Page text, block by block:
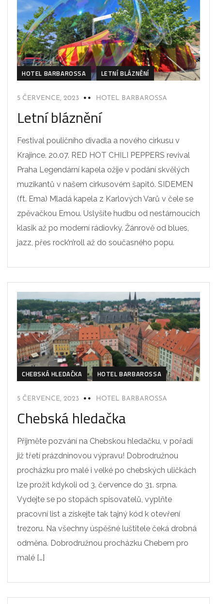
HOTEL BARBAROSSA LETNÍ BLÁZNĚNÍ
5 ČERVENCE, 2023 HOTEL BARBAROSSA
Letní bláznění
Festival pouličního divadla a nového cirkusu v
Krajince. 20.07. RED HOT CHILI PEPPERS revival
Praha Legendární kapela ožije v podání skvělých
muzikantů v našem cirkusovém šapitó. SIDEMEN
(ft. Ema) Mladá kapela z Karlových Varů v čele se
zpěvačkou Emou. Uslyšíte hudbu od nestárnoucích
klasik až po moderní rádiovky. Žánrově od blues,
jazz, přes rock’n’roll až do současného popu.
CHEBSKÁ HLEDAČKA HOTEL BARBAROSSA
5 ČERVENCE, 2023 HOTEL BARBAROSSA
Chebská hledačka
Přijměte pozvání na Chebskou hledačku, v pořadí
již třetí prázdninovou výpravu! Dobrodružnou
procházku pro malé i velké po chebských uličkách
lze prožít kdykoli od 3. července do 31. srpna.
Vydejte se po stopách spisovatelů, vyplňte
pracovní list a získejte tak tajný kód k otevření
trezoru. Na všechny úspěšné luštitele čeká drobná
odměna. Dobrodružnou procházku Chebem pro
malé […]